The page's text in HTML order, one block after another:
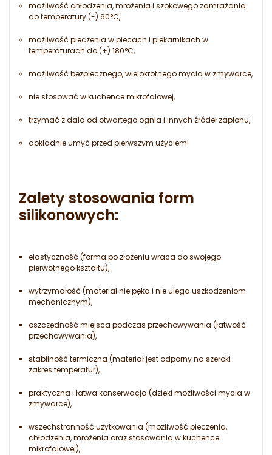
możliwość chłodzenia, mrożenia i szokowego zamrażania
do temperatury (-) 60°C,
możliwość pieczenia w piecach i piekarnikach w
temperaturach do (+) 180°C,
możliwość bezpiecznego, wielokrotnego mycia w zmywarce,
nie stosować w kuchence mikrofalowej,
trzymać z dala od otwartego ognia i innych źródeł zapłonu,
dokładnie umyć przed pierwszym użyciem!
Zalety stosowania form
silikonowych:
elastyczność (forma po złożeniu wraca do swojego
pierwotnego kształtu),
wytrzymałość (materiał nie pęka i nie ulega uszkodzeniom
mechanicznym),
oszczędność miejsca podczas przechowywania (łatwość
przechowywania),
stabilność termiczna (materiał jest odporny na szeroki
zakres temperatur),
praktyczna i łatwa konserwacja (dzięki możliwości mycia w
zmywarce),
wszechstronność użytkowania (możliwość pieczenia,
chłodzenia, mrożenia oraz stosowania w kuchence
mikrofalowej),